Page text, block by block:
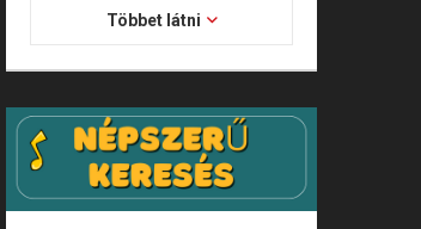
Többet látni